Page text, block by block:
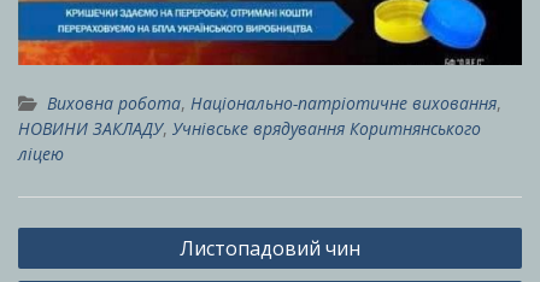
Виховна робота, Національно-патріотичне виховання,
НОВИНИ ЗАКЛАДУ, Учнівське врядування Коритнянського
ліцею
Навігація
записів
Листопадовий чин